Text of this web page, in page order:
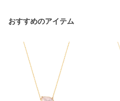
おすすめのアイテム